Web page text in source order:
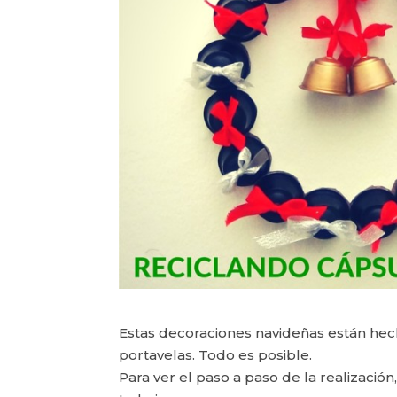
Estas decoraciones navideñas están
portavelas. Todo es posible.
Para ver el paso a paso de la